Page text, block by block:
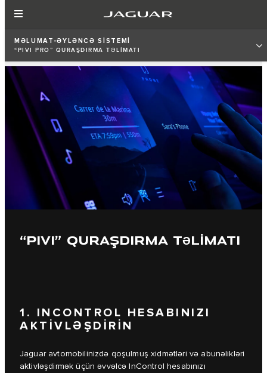
MƏLUMAT-ƏYLƏNCƏ SİSTEMİ
“PIVI PRO” QURAŞDIRMA TƏLİMATI
“PIVI” QURAŞDIRMA TƏLİMATI
1. INCONTROL HESABINIZI
AKTİVLƏŞDİRİN
Jaguar avtomobilinizdə qoşulmuş xidmətləri və abunəlikləri
aktivləşdirmək üçün əvvəlcə InControl hesabınızı